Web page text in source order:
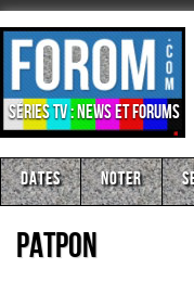
Séries TV : news et forums
Dates Noter
patpon